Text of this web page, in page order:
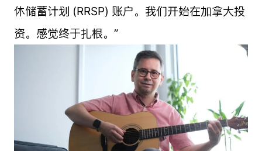
休储蓄计划 (RRSP) 账户。我们开始在加拿大投
资。感觉终于扎根。”